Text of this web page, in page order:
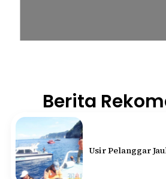
Berita
Usir Pelanggar